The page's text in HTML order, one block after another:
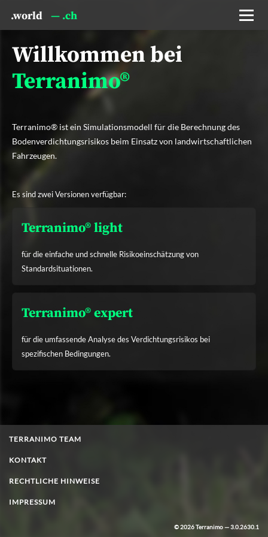
.world — .ch
Willkommen bei
Terranimo®
Terranimo® ist ein Simulationsmodell für die Berechnung des
Bodenverdichtungsrisikos beim Einsatz von landwirtschaftlichen
Fahrzeugen.
Es sind zwei Versionen verfügbar:
Terranimo® light
für die einfache und schnelle Risikoeinschätzung von
Standardsituationen.
Terranimo® expert
für die umfassende Analyse des Verdichtungsrisikos bei
spezifischen Bedingungen.
TERRANIMO TEAM
KONTAKT
RECHTLICHE HINWEISE
IMPRESSUM
© 2026 Terranimo — 3.0.2630.1